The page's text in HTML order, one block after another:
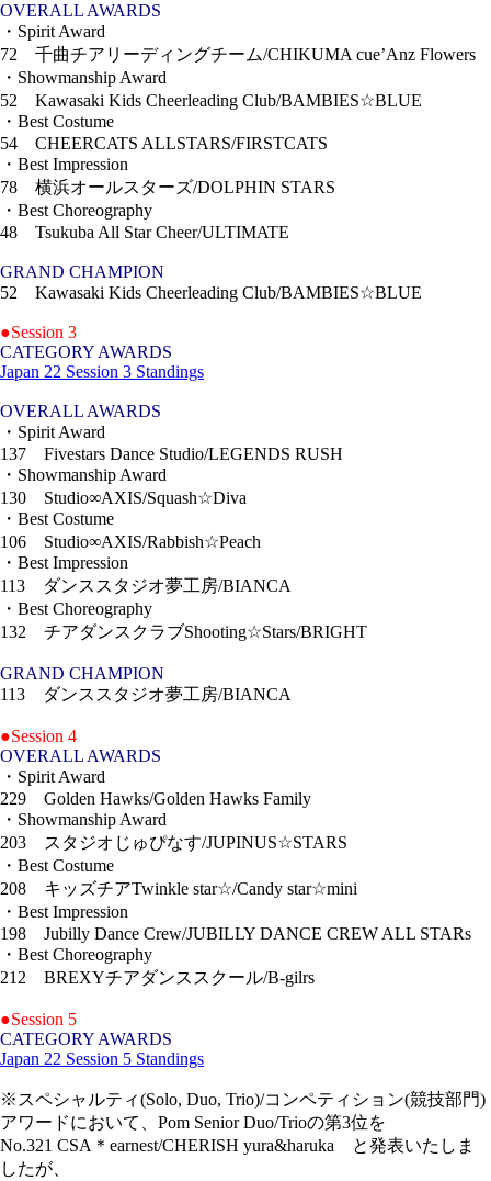
OVERALL AWARDS
・Spirit Award
72 千曲チアリーディングチーム/CHIKUMA cue’Anz Flowers
・Showmanship Award
52 Kawasaki Kids Cheerleading Club/BAMBIES☆BLUE
・Best Costume
54 CHEERCATS ALLSTARS/FIRSTCATS
・Best Impression
78 横浜オールスターズ/DOLPHIN STARS
・Best Choreography
48 Tsukuba All Star Cheer/ULTIMATE
GRAND CHAMPION
52 Kawasaki Kids Cheerleading Club/BAMBIES☆BLUE
●Session 3
CATEGORY AWARDS
Japan 22 Session 3 Standings
OVERALL AWARDS
・Spirit Award
137 Fivestars Dance Studio/LEGENDS RUSH
・Showmanship Award
130 Studio∞AXIS/Squash☆Diva
・Best Costume
106 Studio∞AXIS/Rabbish☆Peach
・Best Impression
113 ダンススタジオ夢工房/BIANCA
・Best Choreography
132 チアダンスクラブShooting☆Stars/BRIGHT
GRAND CHAMPION
113 ダンススタジオ夢工房/BIANCA
●Session 4
OVERALL AWARDS
・Spirit Award
229 Golden Hawks/Golden Hawks Family
・Showmanship Award
203 スタジオじゅぴなす/JUPINUS☆STARS
・Best Costume
208 キッズチアTwinkle star☆/Candy star☆mini
・Best Impression
198 Jubilly Dance Crew/JUBILLY DANCE CREW ALL STARs
・Best Choreography
212 BREXYチアダンススクール/B-gilrs
●Session 5
CATEGORY AWARDS
Japan 22 Session 5 Standings
※スペシャルティ(Solo, Duo, Trio)/コンペティション(競技部門)
アワードにおいて、Pom Senior Duo/Trioの第3位を
No.321 CSA＊earnest/CHERISH yura&haruka と発表いたしま
したが、